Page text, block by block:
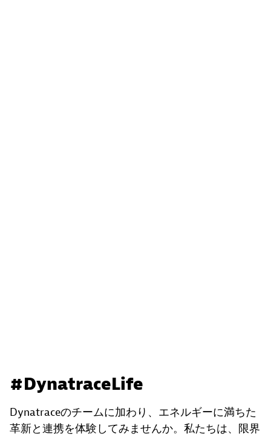
#DynatraceLife
Dynatraceのチームに加わり、エネルギーに満ちた
革新と連携を体験してみませんか。私たちは、限界